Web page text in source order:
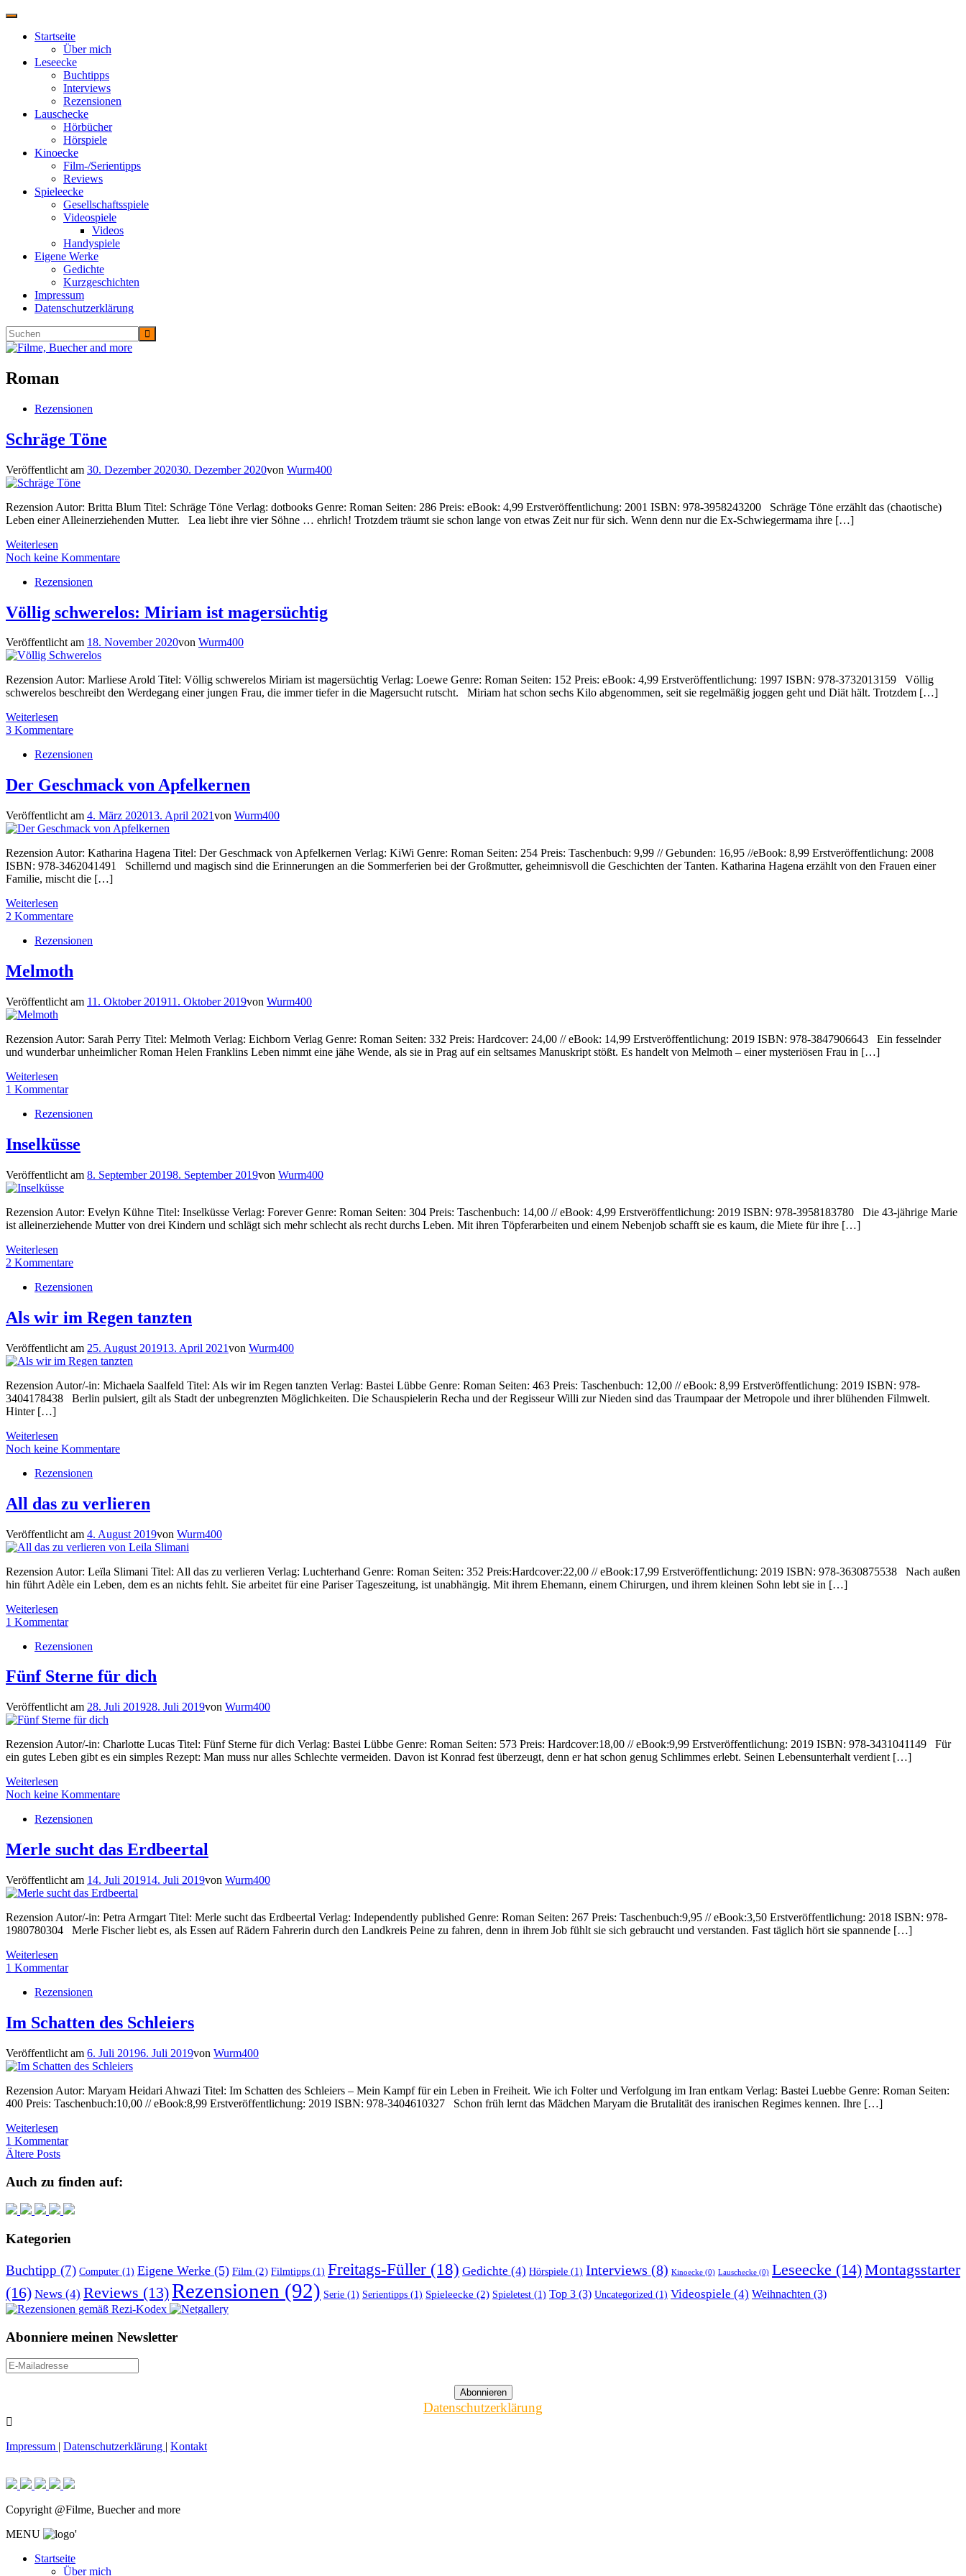
Navigation
umschaltenStartseite
Über mich
Leseecke
Buchtipps
Interviews
Rezensionen
Lauschecke
Hörbücher
Hörspiele
Kinoecke
Film-/Serientipps
Reviews
Spieleecke
Gesellschaftsspiele
Videospiele
Videos
Handyspiele
Eigene Werke
Gedichte
Kurzgeschichten
Impressum
Datenschutzerklärung
Roman
Rezensionen
Schräge Töne
Veröffentlicht am 30. Dezember 202030. Dezember 2020von Wurm400
Rezension Autor: Britta Blum Titel: Schräge Töne Verlag: dotbooks Genre: Roman Seiten: 286 Preis: eBook: 4,99 Erstveröffentlichung: 2001 ISBN: 978-3958243200 Schräge Töne erzählt das (chaotische)
Leben einer Alleinerziehenden Mutter. Lea liebt ihre vier Söhne … ehrlich! Trotzdem träumt sie schon lange von etwas Zeit nur für sich. Wenn denn nur die Ex-Schwiegermama ihre […]
Weiterlesen
Noch keine Kommentare
Rezensionen
Völlig schwerelos: Miriam ist magersüchtig
Veröffentlicht am 18. November 2020von Wurm400
Rezension Autor: Marliese Arold Titel: Völlig schwerelos Miriam ist magersüchtig Verlag: Loewe Genre: Roman Seiten: 152 Preis: eBook: 4,99 Erstveröffentlichung: 1997 ISBN: 978-3732013159 Völlig
schwerelos beschreibt den Werdegang einer jungen Frau, die immer tiefer in die Magersucht rutscht. Miriam hat schon sechs Kilo abgenommen, seit sie regelmäßig joggen geht und Diät hält. Trotzdem […]
Weiterlesen
3 Kommentare
Rezensionen
Der Geschmack von Apfelkernen
Veröffentlicht am 4. März 202013. April 2021von Wurm400
Rezension Autor: Katharina Hagena Titel: Der Geschmack von Apfelkernen Verlag: KiWi Genre: Roman Seiten: 254 Preis: Taschenbuch: 9,99 // Gebunden: 16,95 //eBook: 8,99 Erstveröffentlichung: 2008
ISBN: 978-3462041491 Schillernd und magisch sind die Erinnerungen an die Sommerferien bei der Groß­mutter, geheimnisvoll die Geschichten der Tanten. Katharina Hagena erzählt von den Frauen einer
Familie, mischt die […]
Weiterlesen
2 Kommentare
Rezensionen
Melmoth
Veröffentlicht am 11. Oktober 201911. Oktober 2019von Wurm400
Rezension Autor: Sarah Perry Titel: Melmoth Verlag: Eichborn Verlag Genre: Roman Seiten: 332 Preis: Hardcover: 24,00 // eBook: 14,99 Erstveröffentlichung: 2019 ISBN: 978-3847906643 Ein fesselnder
und wunderbar unheimlicher Roman Helen Franklins Leben nimmt eine jähe Wende, als sie in Prag auf ein seltsames Manuskript stößt. Es handelt von Melmoth – einer mysteriösen Frau in […]
Weiterlesen
1 Kommentar
Rezensionen
Inselküsse
Veröffentlicht am 8. September 20198. September 2019von Wurm400
Rezension Autor: Evelyn Kühne Titel: Inselküsse Verlag: Forever Genre: Roman Seiten: 304 Preis: Taschenbuch: 14,00 // eBook: 4,99 Erstveröffentlichung: 2019 ISBN: 978-3958183780 Die 43-jährige Marie
ist alleinerziehende Mutter von drei Kindern und schlägt sich mehr schlecht als recht durchs Leben. Mit ihren Töpferarbeiten und einem Nebenjob schafft sie es kaum, die Miete für ihre […]
Weiterlesen
2 Kommentare
Rezensionen
Als wir im Regen tanzten
Veröffentlicht am 25. August 201913. April 2021von Wurm400
Rezension Autor/-in: Michaela Saalfeld Titel: Als wir im Regen tanzten Verlag: Bastei Lübbe Genre: Roman Seiten: 463 Preis: Taschenbuch: 12,00 // eBook: 8,99 Erstveröffentlichung: 2019 ISBN: 978-
3404178438 Berlin pulsiert, gilt als Stadt der unbegrenzten Möglichkeiten. Die Schauspielerin Recha und der Regisseur Willi zur Nieden sind das Traumpaar der Metropole und ihrer blühenden Filmwelt.
Hinter […]
Weiterlesen
Noch keine Kommentare
Rezensionen
All das zu verlieren
Veröffentlicht am 4. August 2019von Wurm400
Rezension Autor: Leïla Slimani Titel: All das zu verlieren Verlag: Luchterhand Genre: Roman Seiten: 352 Preis:Hardcover:22,00 // eBook:17,99 Erstveröffentlichung: 2019 ISBN: 978-3630875538 Nach außen
hin führt Adèle ein Leben, dem es an nichts fehlt. Sie arbeitet für eine Pariser Tageszeitung, ist unabhängig. Mit ihrem Ehemann, einem Chirurgen, und ihrem kleinen Sohn lebt sie in […]
Weiterlesen
1 Kommentar
Rezensionen
Fünf Sterne für dich
Veröffentlicht am 28. Juli 201928. Juli 2019von Wurm400
Rezension Autor/-in: Charlotte Lucas Titel: Fünf Sterne für dich Verlag: Bastei Lübbe Genre: Roman Seiten: 573 Preis: Hardcover:18,00 // eBook:9,99 Erstveröffentlichung: 2019 ISBN: 978-3431041149 Für
ein gutes Leben gibt es ein simples Rezept: Man muss nur alles Schlechte vermeiden. Davon ist Konrad fest überzeugt, denn er hat schon genug Schlimmes erlebt. Seinen Lebensunterhalt verdient […]
Weiterlesen
Noch keine Kommentare
Rezensionen
Merle sucht das Erdbeertal
Veröffentlicht am 14. Juli 201914. Juli 2019von Wurm400
Rezension Autor/-in: Petra Armgart Titel: Merle sucht das Erdbeertal Verlag: Independently published Genre: Roman Seiten: 267 Preis: Taschenbuch:9,95 // eBook:3,50 Erstveröffentlichung: 2018 ISBN: 978-
1980780304 Merle Fischer liebt es, als Essen auf Rädern Fahrerin durch den Landkreis Peine zu fahren, denn in ihrem Job fühlt sie sich gebraucht und verstanden. Fast täglich hört sie spannende […]
Weiterlesen
1 Kommentar
Rezensionen
Im Schatten des Schleiers
Veröffentlicht am 6. Juli 20196. Juli 2019von Wurm400
Rezension Autor: Maryam Heidari Ahwazi Titel: Im Schatten des Schleiers – Mein Kampf für ein Leben in Freiheit. Wie ich Folter und Verfolgung im Iran entkam Verlag: Bastei Luebbe Genre: Roman Seiten:
400 Preis: Taschenbuch:10,00 // eBook:8,99 Erstveröffentlichung: 2019 ISBN: 978-3404610327 Schon früh lernt das Mädchen Maryam die Brutalität des iranischen Regimes kennen. Ihre […]
Weiterlesen
1 Kommentar
Beitragsnavigation
Ältere Posts
Auch zu finden auf:
Kategorien
Buchtipp (7) Computer (1) Eigene Werke (5) Film (2) Filmtipps (1) Freitags-Füller (18) Gedichte (4) Hörspiele (1) Interviews (8) Kinoecke (0) Lauschecke (0) Leseecke (14)Montagsstarter
(16) News (4) Reviews (13)Rezensionen (92) Serie (1) Serientipps (1) Spieleecke (2) Spieletest (1) Top 3 (3) Uncategorized (1) Videospiele (4) Weihnachten (3)
Abonniere meinen Newsletter
Datenschutzerklärung
Impressum | Datenschutzerklärung | Kontakt
Copyright @Filme, Buecher and more
MENU
'
Startseite
Über mich